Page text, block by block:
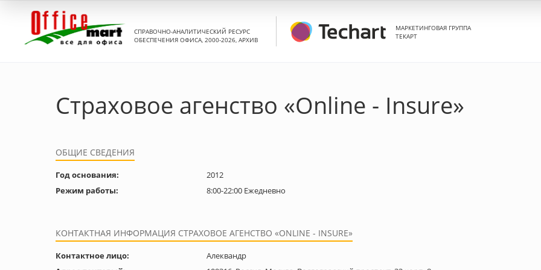
СПРАВОЧНО-АНАЛИТИЧЕСКИЙ РЕСУРС
ОБЕСПЕЧЕНИЯ ОФИСА, 2000-2026, АРХИВ
МАРКЕТИНГОВАЯ ГРУППА
ТЕКАРТ
Страховое агенство «Online - Insure»
ОБЩИЕ СВЕДЕНИЯ
Год основания:
2012
Режим работы:
8:00-22:00 Ежедневно
КОНТАКТНАЯ ИНФОРМАЦИЯ СТРАХОВОЕ АГЕНСТВО «ONLINE - INSURE»
Контактное лицо:
Алеквандр